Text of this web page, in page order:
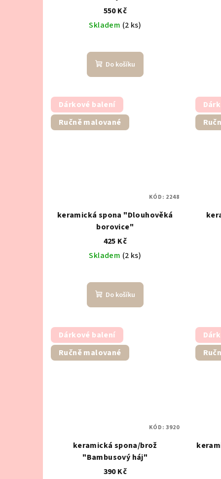
ů
550 Kč
Skladem (2 ks)
Do košíku
Dárkové balení
Ručně malované
keramická spona "Dlouhověká
borovice"
425 Kč
Skladem (2 ks)
Do košíku
KÓD: 2248
Dárkové balení
Ručně malované
keramická spona/brož
"Bambusový háj"
390 Kč
KÓD:3920